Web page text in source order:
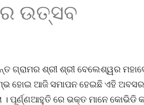
ଉତ୍ସବ
ଶ୍ରୀ ଶ୍ରୀ ବେଲେଶ୍ୱର
ହୋଇ ଆଜି ସମାପନ ହେଇଛି ଏହି
। ପୂର୍ଣ୍ଣଆହୁତି ରେ ଭକ୍ତ ମାନେ କୋଭିଡି